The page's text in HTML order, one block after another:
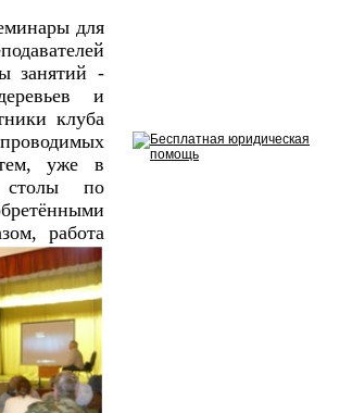
для
занятий -
и
клуба
уже в
столы по
работа